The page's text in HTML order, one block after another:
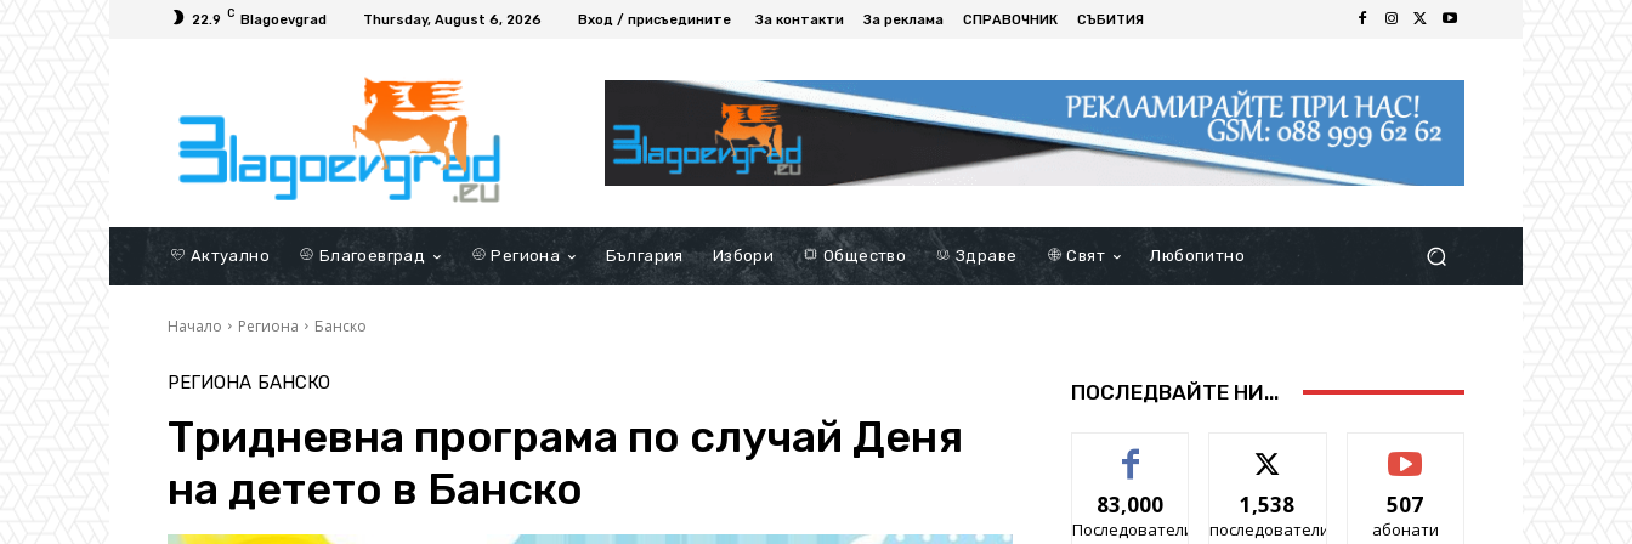
22.9 C Blagoevgrad Thursday, August 6, 2026 Вход / присъедините За контакти За реклама СПРАВОЧНИК СЪБИТИЯ
Актуално Благоевград Региона България Избори Общество Здраве Свят Любопитно
Начало Региона Банско
РЕГИОНА БАНСКО
Тридневна програма по случай Деня
на детето в Банско
ПОСЛЕДВАЙТЕ НИ...
83,000
Последователи
1,538
последователи
507
абонати